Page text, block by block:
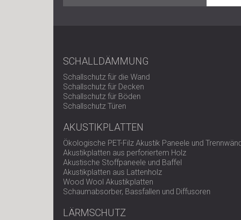
SCHALLDÄMMUNG
Schallschutz für die Wand
Schallschutz für Decken
Schallschutz für Böden
Schallschutz Türen
AKUSTIKPLATTEN
Ökologische PET-Filz Akustik Paneele und
Akustikplatten aus perforiertem Holz
Akustische Stoffpaneele und Baffel
Akustikplatten aus Lattenholz
Wood Wool Akustikplatten
Schaumabsorber, Bassfallen und Diffusoren
LÄRMSCHUTZ